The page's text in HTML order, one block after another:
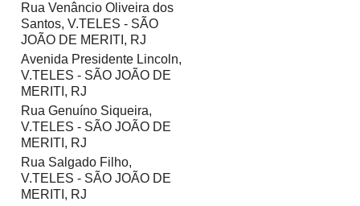
Rua Venâncio Oliveira dos
Santos, V.TELES - SÃO
JOÃO DE MERITI, RJ
Avenida Presidente Lincoln,
V.TELES - SÃO JOÃO DE
MERITI, RJ
Rua Genuíno Siqueira,
V.TELES - SÃO JOÃO DE
MERITI, RJ
Rua Salgado Filho,
V.TELES - SÃO JOÃO DE
MERITI, RJ